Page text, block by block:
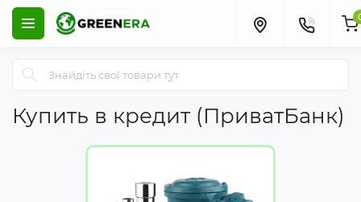
Купить в кредит (ПриватБанк)